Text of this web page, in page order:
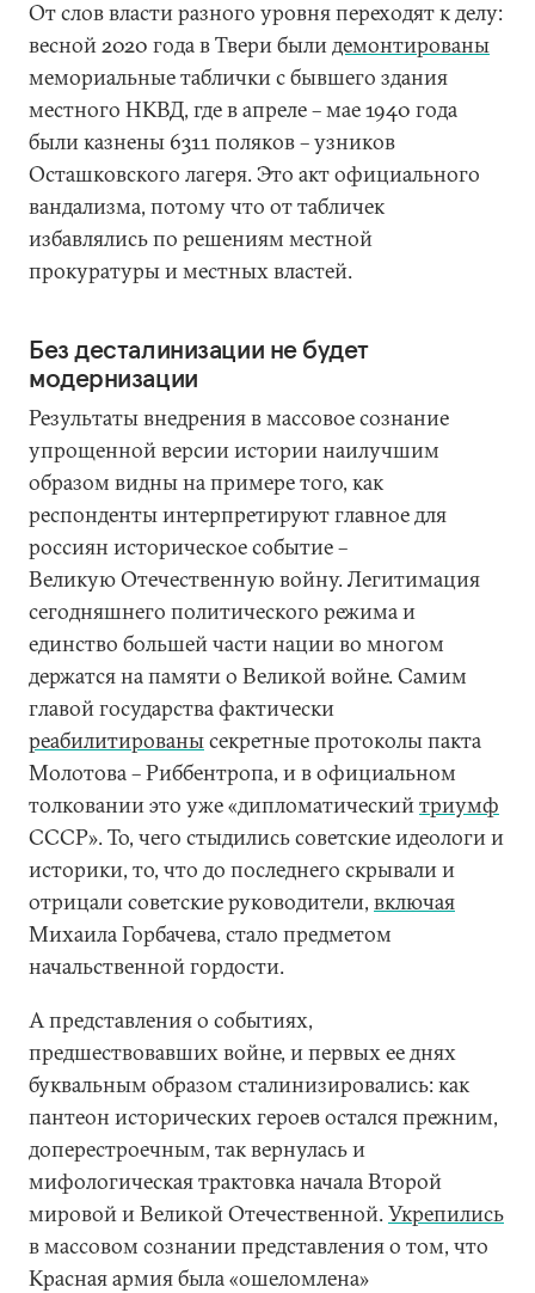
От слов власти разного уровня переходят к делу:
весной 2020 года в Твери былидемонтированы
мемориальные таблички с бывшего здания
местного НКВД, где в апреле – мае 1940 года
были казнены 6311 поляков – узников
Осташковского лагеря. Это акт официального
вандализма, потому что от табличек
избавлялись по решениям местной
прокуратуры и местных властей.
Без десталинизации не будет
модернизации
Результаты внедрения в массовое сознание
упрощенной версии истории наилучшим
образом видны на примере того, как
респонденты интерпретируют главное для
россиян историческое событие –
Великую Отечественную войну. Легитимация
сегодняшнего политического режима и
единство большей части нации во многом
держатся на памяти о Великой войне. Самим
главой государства фактически
реабилитированысекретные протоколы пакта
Молотова – Риббентропа, и в официальном
толковании это уже «дипломатическийтриумф
СССР». То, чего стыдились советские идеологи и
историки, то, что до последнего скрывали и
отрицали советские руководители, включая
Михаила Горбачева, стало предметом
начальственной гордости.
А представления о событиях,
предшествовавших войне, и первых ее днях
буквальным образом сталинизировались: как
пантеон исторических героев остался прежним,
доперестроечным, так вернулась и
мифологическая трактовка начала Второй
мировой и Великой Отечественной.Укрепились
в массовом сознании представления о том, что
Красная армия была «ошеломлена»